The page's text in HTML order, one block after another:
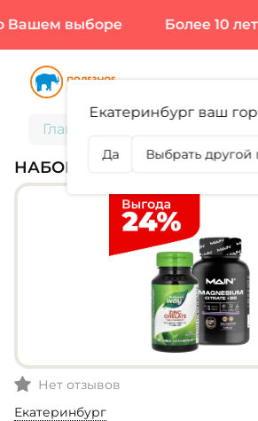
выборе Более 10
Главная
НАБОР "АНТИСТРЕСС-
Нет отзывов
Екатеринбург
Екатеринбург ваш
Да Выбрать другой